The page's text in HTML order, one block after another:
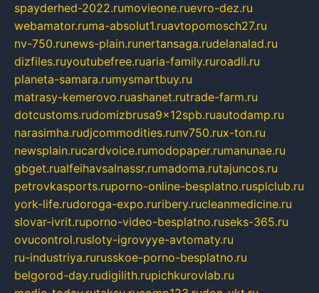
spayderhed-2022.rumovieone.ruevro-dez.ru
webamator.ruma-absolut1.ruavtopomosch27.ru
nv-750.runews-plain.runertansaga.rudelanalad.ru
dizfiles.ruyoutubefree.ruaria-family.ruroadli.ru
planeta-samara.rumysmartbuy.ru
matrasy-kemerovo.ruashanet.rutrade-farm.ru
dotcustoms.rudomizbrusa9x12spb.ruautodamp.ru
narasimha.rudjcommodities.runv750.rux-ton.ru
newsplain.rucardvoice.rumodopaper.rumanunae.ru
gbget.rualfeihavsalnassr.rumadoma.rutajuncos.ru
petrovkasports.ruporno-online-besplatno.rusplclub.ru
york-life.rudoroga-expo.ruribery.rucleanmedicine.ru
slovar-ivrit.ruporno-video-besplatno.ruseks-365.ru
ovucontrol.rusloty-igrovyye-avtomaty.ru
ru-industriya.rurusskoe-porno-besplatno.ru
belgorod-day.rudigilith.rupichkurovlab.ru